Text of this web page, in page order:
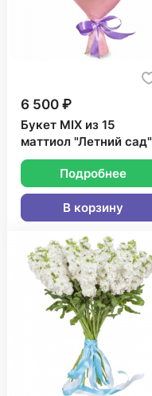
6 500 ₽
Букет MIX из 15
маттиол "Летний сад"
Подробнее
В корзину